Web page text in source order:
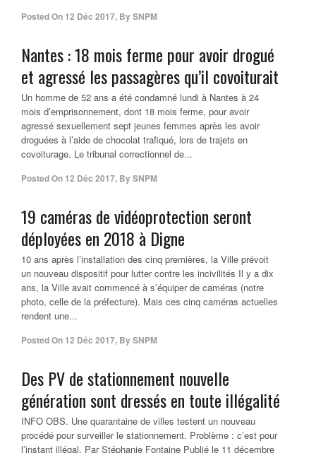
Posted On 12 Déc 2017, BySNPM
Nantes : 18 mois ferme pour avoir drogué
et agressé les passagères qu’il covoiturait
Un homme de 52 ans a été condamné lundi à Nantes à 24
mois d’emprisonnement, dont 18 mois ferme, pour avoir
agressé sexuellement sept jeunes femmes après les avoir
droguées à l’aide de chocolat trafiqué, lors de trajets en
covoiturage. Le tribunal correctionnel de...
Posted On 12 Déc 2017, BySNPM
19 caméras de vidéoprotection seront
déployées en 2018 à Digne
10 ans après l’installation des cinq premières, la Ville prévoit
un nouveau dispositif pour lutter contre les incivilités Il y a dix
ans, la Ville avait commencé à s’équiper de caméras (notre
photo, celle de la préfecture). Mais ces cinq caméras actuelles
rendent une...
Posted On 12 Déc 2017, BySNPM
Des PV de stationnement nouvelle
génération sont dressés en toute illégalité
INFO OBS. Une quarantaine de villes testent un nouveau
procédé pour surveiller le stationnement. Problème : c’est pour
l’instant illégal. Par Stéphanie Fontaine Publié le 11 décembre